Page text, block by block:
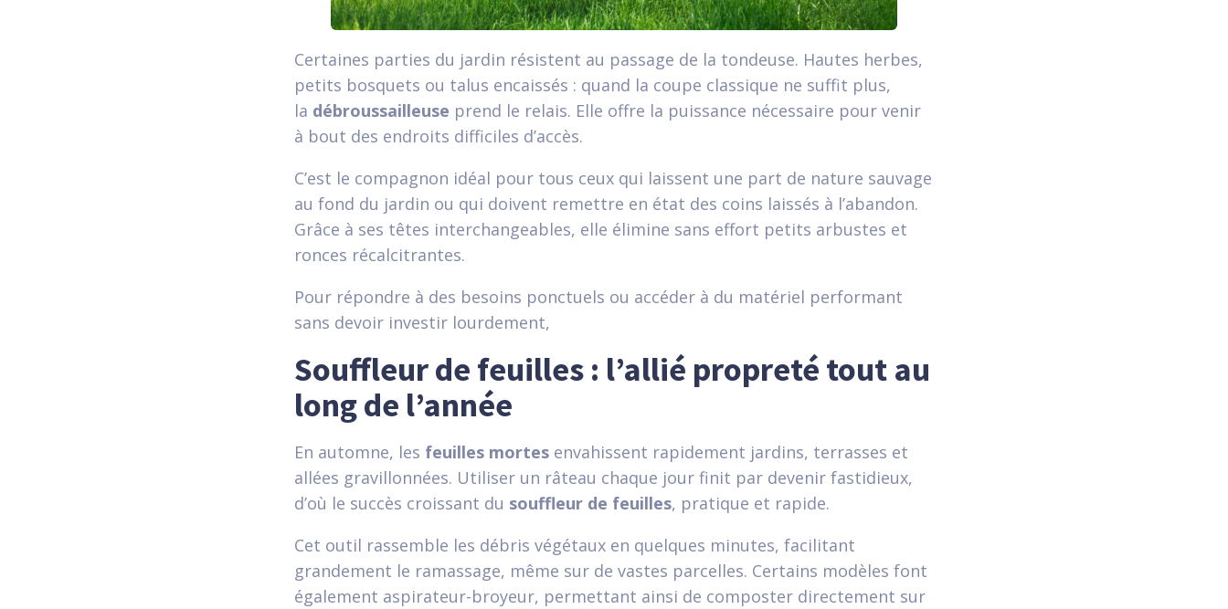
Certaines parties du jardin résistent au passage de la tondeuse. Hautes herbes,
petits bosquets ou talus encaissés : quand la coupe classique ne suffit plus,
la débroussailleuse prend le relais. Elle offre la puissance nécessaire pour venir
à bout des endroits difficiles d’accès.
C’est le compagnon idéal pour tous ceux qui laissent une part de nature sauvage
au fond du jardin ou qui doivent remettre en état des coins laissés à l’abandon.
Grâce à ses têtes interchangeables, elle élimine sans effort petits arbustes et
ronces récalcitrantes.
Pour répondre à des besoins ponctuels ou accéder à du matériel performant
sans devoir investir lourdement,
Souffleur de feuilles : l’allié propreté tout au
long de l’année
En automne, les feuilles mortes envahissent rapidement jardins, terrasses et
allées gravillonnées. Utiliser un râteau chaque jour finit par devenir fastidieux,
d’où le succès croissant du souffleur de feuilles, pratique et rapide.
Cet outil rassemble les débris végétaux en quelques minutes, facilitant
grandement le ramassage, même sur de vastes parcelles. Certains modèles font
également aspirateur-broyeur, permettant ainsi de composter directement sur